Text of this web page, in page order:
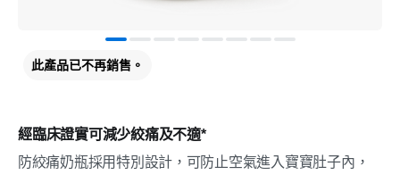
經臨床證實可減少絞痛及不適*
防絞痛奶瓶採用特別設計，可防止空氣進入寶寶肚子內，
此產品已不再銷售。